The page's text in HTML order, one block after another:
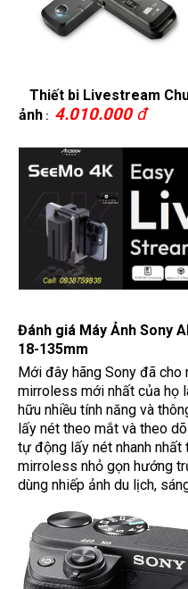
Thiết bi Livestream
ảnh : 4.010.000đ
Đánh giá Máy Ảnh Sony
18-135mm
Mới đây hãng Sony đã cho
mirroless mới nhất của họ
hữu nhiều tính năng và
lấy nét theo mắt và theo
tự động lấy nét nhanh nhất
mirroless nhỏ gọn hướng
dùng nhiếp ảnh du lịch,